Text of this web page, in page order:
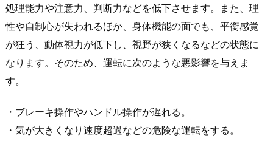
処理能力や注意力、判断力などを低下させます。また、理
性や自制心が失われるほか、身体機能の面でも、平衡感覚
が狂う、動体視力が低下し、視野が狭くなるなどの状態に
なります。そのため、運転に次のような悪影響を与えま
す。
・ブレーキ操作やハンドル操作が遅れる。
・気が大きくなり速度超過などの危険な運転をする。